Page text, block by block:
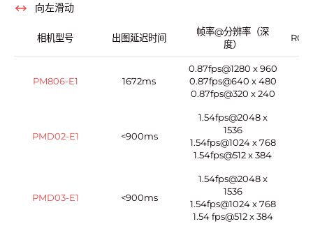
向左滑动
相机型号 出图延迟时间
帧率@分辨率（深
度）
PM806-E1 1672ms
0.87fps@1280 x 960
0.87fps@640 x 480
0.87fps@320 x 240
PMD02-E1 <900ms
1.54fps@2048 x
1536
1.54fps@1024 x 768
1.54fps@512 x 384
PMD03-E1 <900ms
1.54fps@2048 x
1536
1.54fps@1024 x 768
1.54 fps@512 x 384